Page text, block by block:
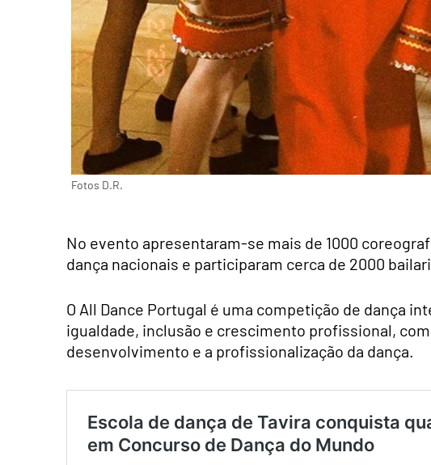
Fotos D.R.
No evento apresentaram-se mais de 1000
dança nacionais e participaram cerca de 2000
O All Dance Portugal é uma competição de dança
igualdade, inclusão e crescimento profissional,
desenvolvimento e a profissionalização da dança.